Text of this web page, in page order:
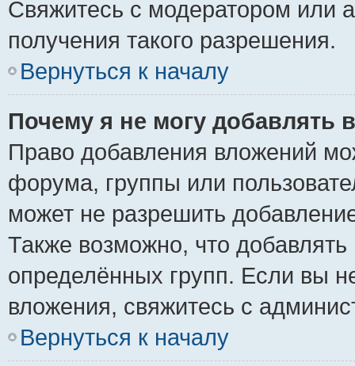
Свяжитесь с модератором или
получения такого разрешения.
Вернуться к началу
Почему я не могу добавлять
Право добавления вложений
форума, группы или
может не разрешить
Также возможно, что
определённых групп. Если вы
вложения, свяжитесь с
Вернуться к началу